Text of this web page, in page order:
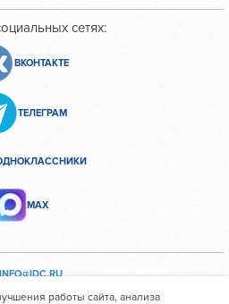
сетях:
ВКОНТАКТЕ
ТЕЛЕГРАМ
МАХ
INFO@IDC.RU
работы сайта, анализа